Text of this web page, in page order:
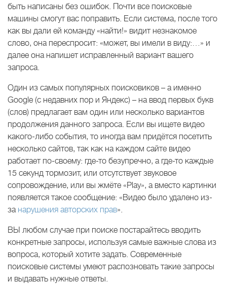
быть написаны без ошибок. Почти все поисковые
машины смогут вас поправить. Если система, после того
как вы дали ей команду «найти!» видит незнакомое
слово, она переспросит: «может, вы имели в виду:…» и
далее она напишет исправленный вариант вашего
запроса.
Один из самых популярных поисковиков – а именно
Google (с недавних пор и Яндекс) – на ввод первых букв
(слов) предлагает вам один или несколько вариантов
продолжения данного запроса. Если вы ищете видео
какого-либо события, то иногда вам придётся посетить
несколько сайтов, так как на каждом сайте видео
работает по-своему: где-то безупречно, а где-то каждые
15 секунд тормозит, или отсутствует звуковое
сопровождение, или вы жмёте «Play», а вместо картинки
появляется такое сообщение: «Видео было удалено из-
за нарушения авторских прав».
ВЫ любом случае при поиске постарайтесь вводить
конкретные запросы, используя самые важные слова из
вопроса, который хотите задать. Современные
поисковые системы умеют распозновать такие запросы
и выдавать нужные ответы.